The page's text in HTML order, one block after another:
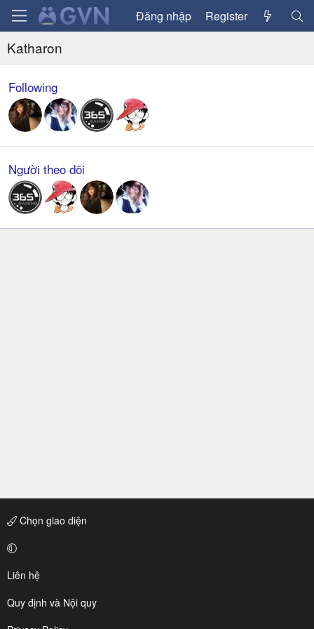
Đăng nhập Register
Katharon
Following
Người theo dõi
Chọn giao diện
Liên hệ
Quy định và Nội quy